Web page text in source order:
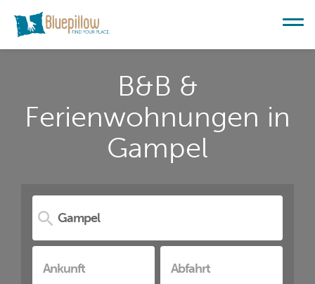
B&B &
Ferienwohnungen in
Gampel